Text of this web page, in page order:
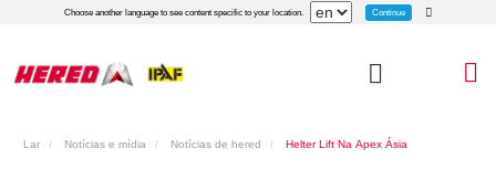
Choose another language to see content specific to your location. Continue
Lar Notícias e mídia Notícias de hered Helter Lift Na Apex Ásia